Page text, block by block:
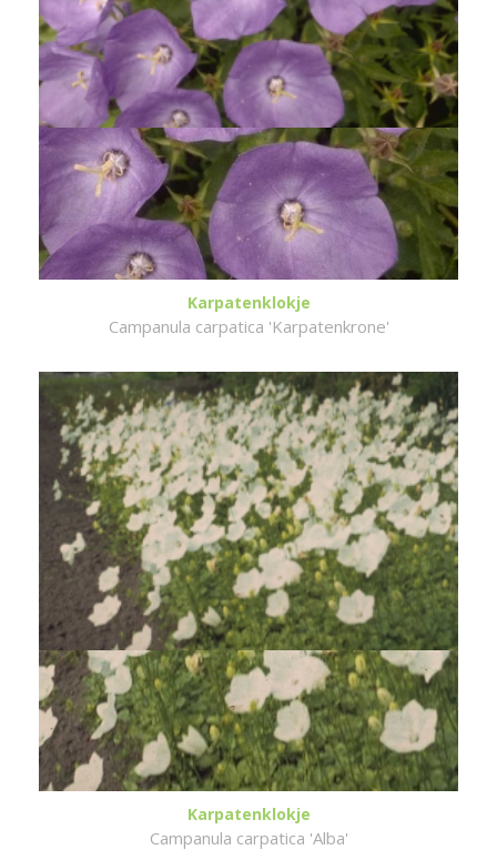
Karpatenklokje
Campanula carpatica 'Karpatenkrone'
Karpatenklokje
Campanula carpatica 'Alba'